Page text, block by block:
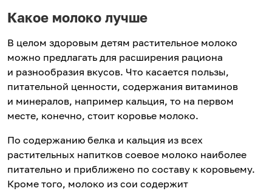
Какое молоко лучше
В целом здоровым детям растительное молоко
можно предлагать для расширения рациона
и разнообразия вкусов. Что касается пользы,
питательной ценности, содержания витаминов
и минералов, например кальция, то на первом
месте, конечно, стоит коровье молоко.
По содержанию белка и кальция из всех
растительных напитков соевое молоко наиболее
питательно и приближено по составу к коровьему.
Кроме того, молоко из сои содержит